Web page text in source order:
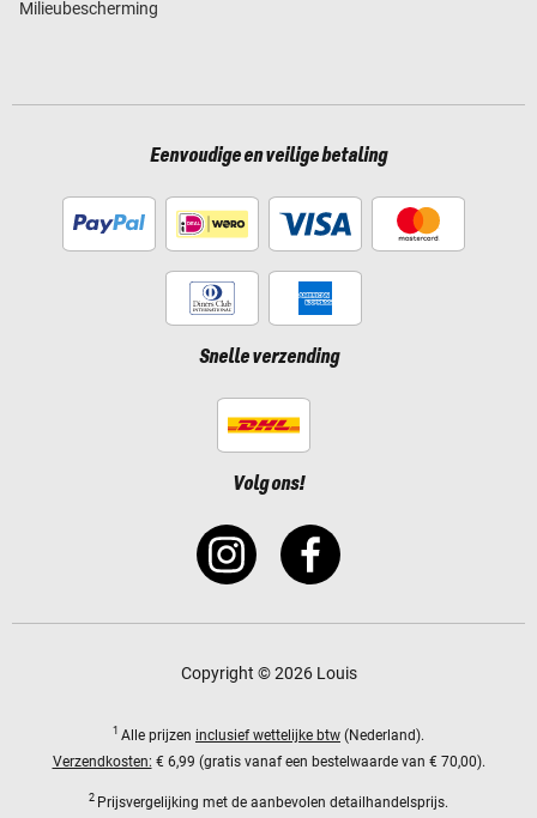
Milieubescherming
Eenvoudige en veilige betaling
Snelle verzending
Volg ons!
Copyright © 2026 Louis
1 Alle prijzen inclusief wettelijke btw (Nederland).
Verzendkosten: € 6,99 (gratis vanaf een bestelwaarde van € 70,00).
2 Prijsvergelijking met de aanbevolen detailhandelsprijs.